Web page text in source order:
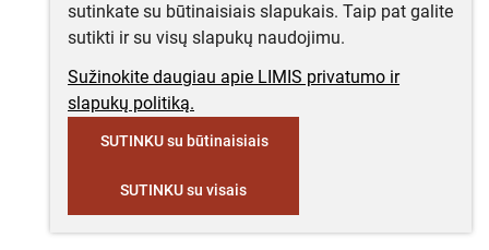
sutinkate su būtinaisiais slapukais. Taip pat galite
sutikti ir su visų slapukų naudojimu.
Sužinokite daugiau apie LIMIS privatumo ir
slapukų politiką.
SUTINKU su būtinaisiais
SUTINKU su visais